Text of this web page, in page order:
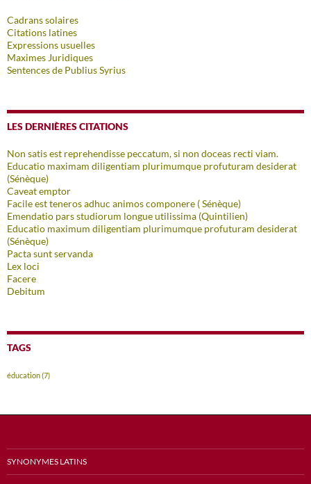
Cadrans solaires
Citations latines
Expressions usuelles
Maximes Juridiques
Sentences de Publius Syrius
LES DERNIÈRES CITATIONS
Non satis est reprehendisse peccatum, si non doceas recti viam.
Educatio maximam diligentiam plurimumque profuturam desiderat
(Sénèque)
Caveat emptor
Facile est teneros adhuc animos componere ( Sénèque)
Emendatio pars studiorum longue utilissima (Quintilien)
Educatio maximum diligentiam plurimumque profuturam desiderat
(Sénèque)
Pacta sunt servanda
Lex loci
Facere
Debitum
TAGS
éducation(7)
SYNONYMES LATINS